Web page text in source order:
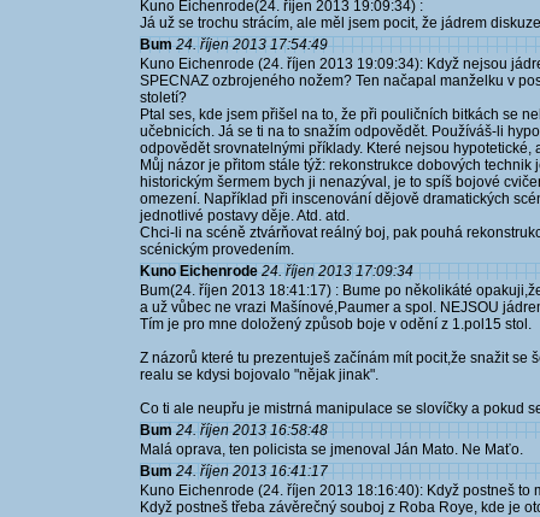
Kuno Eichenrode(24. říjen 2013 19:09:34) :
Já už se trochu strácím, ale měl jsem pocit, že jádrem
Bum 24. říjen 2013 17:54:49
Kuno Eichenrode (24. říjen 2013 19:09:34): Když nejsou
SPECNAZ ozbrojeného nožem? Ten načapal manželku v
století?
Ptal ses, kde jsem přišel na to, že při pouličních bitkách se
učebnicích. Já se ti na to snažím odpovědět. Používáš-li
odpovědět srovnatelnými příklady. Které nejsou hypotetické,
Můj názor je přitom stále týž: rekonstrukce dobových
historickým šermem bych ji nenazýval, je to spíš bojové
omezení. Například při inscenování dějově dramatických
jednotlivé postavy děje. Atd. atd.
Chci-li na scéně ztvárňovat reálný boj, pak pouhá
scénickým provedením.
Kuno Eichenrode 24. říjen 2013 17:09:34
Bum(24. říjen 2013 18:41:17) : Bume po několikáté
a už vůbec ne vrazi Mašínové,Paumer a spol. NEJSOU
Tím je pro mne doložený způsob boje v odění z 1.pol15 stol.
Z názorů které tu prezentuješ začínám mít pocit,že snažit
realu se kdysi bojovalo "nějak jinak".
Co ti ale neupřu je mistrná manipulace se slovíčky a pokud
Bum 24. říjen 2013 16:58:48
Malá oprava, ten policista se jmenoval Ján Mato. Ne Maťo.
Bum 24. říjen 2013 16:41:17
Kuno Eichenrode (24. říjen 2013 18:16:40): Když postneš
Když postneš třeba závěrečný souboj z Roba Roye, kde je